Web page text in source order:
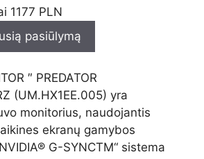
1177 PLN
pasiūlymą
″ PREDATOR
(UM.HX1EE.005) yra
monitorius, naudojantis
ekranų gamybos
G-SYNCTM“ sistema